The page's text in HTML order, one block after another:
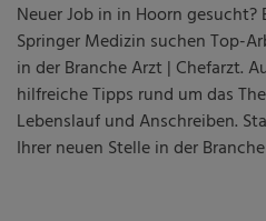
Neuer Job in in Hoorn
Springer Medizin suchen Top-
in der Branche Arzt | Chefarzt.
hilfreiche Tipps rund um das
Lebenslauf und Anschreiben.
Ihrer neuen Stelle in der